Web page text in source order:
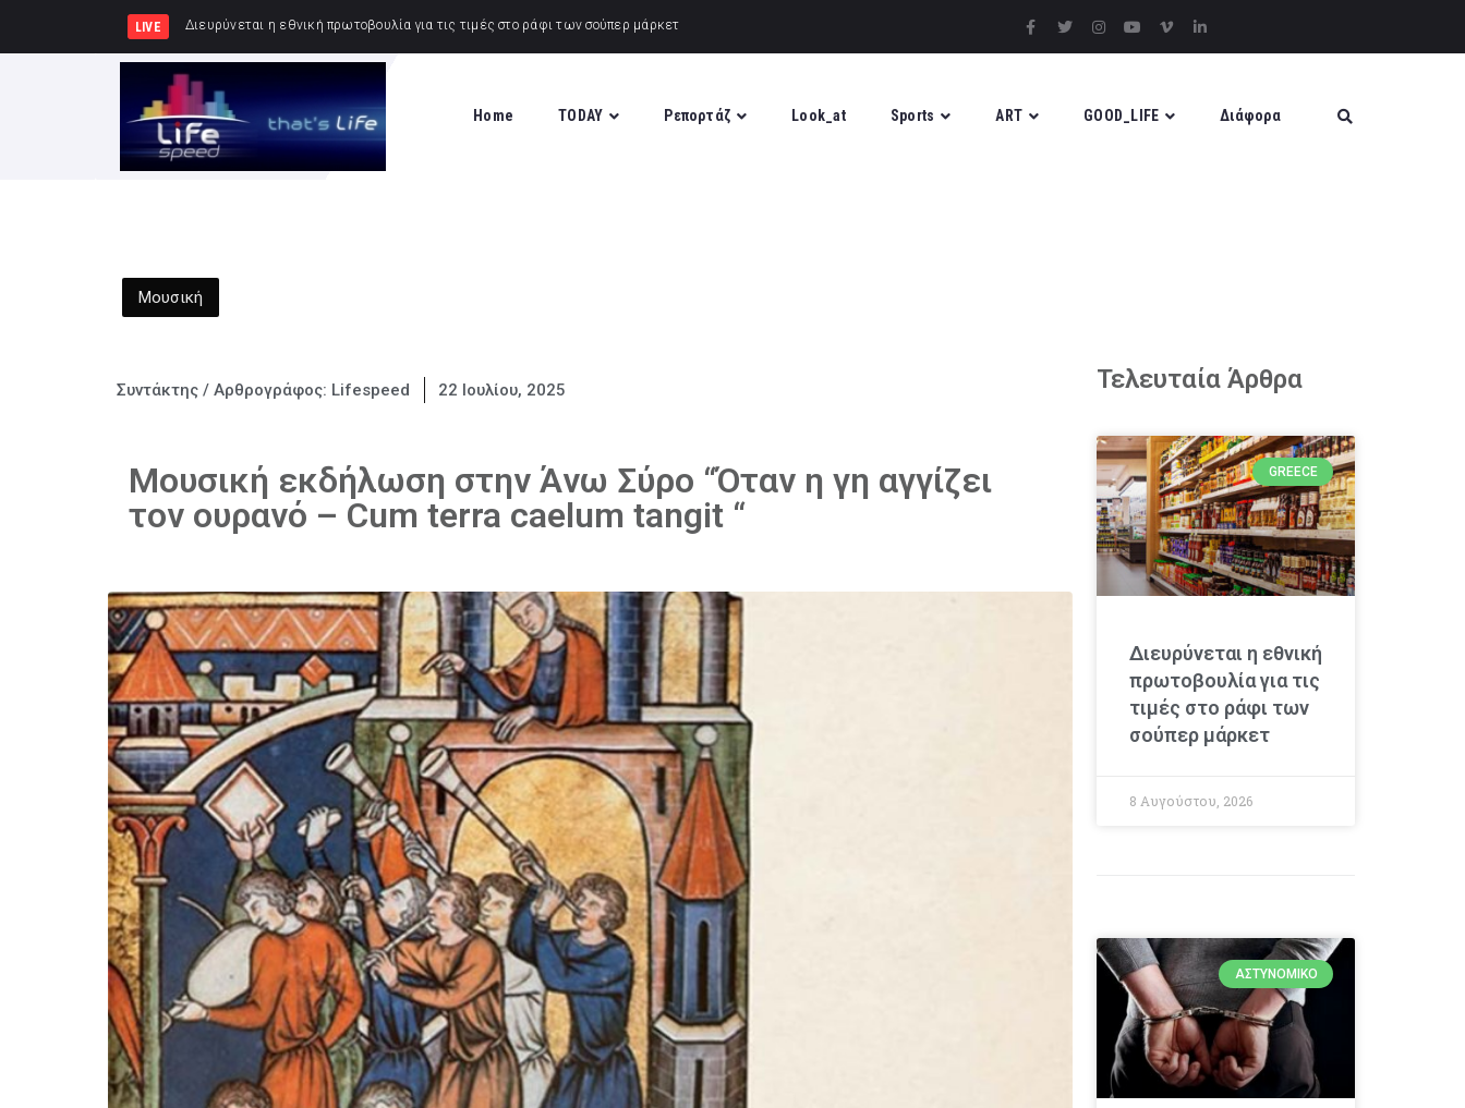
LIVE Συνελήφθησαν 2 άτ
Home TODAY Ρεπορτάζ Look_at Sports ART GOOD_LIFE Διάφορα
Μουσική
Συντάκτης / Αρθρογράφος: Lifespeed 22 Ιουλίου, 2025
Μουσική εκδήλωση στην Άνω Σύρο “Όταν η γη αγγίζει
τον ουρανό – Cum terra caelum tangit “
Τελευταία Άρθρα
GREECE
Διευρύνεται η εθνική
πρωτοβουλία για τις
τιμές στο ράφι των
σούπερ μάρκετ
8 Αυγούστου, 2026
ΑΣΤΥΝΟΜΙΚΌ